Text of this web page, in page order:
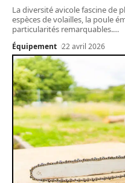
La diversité avicole fascine de
espèces de volailles, la poule
particularités remarquables.…
Équipement 22 avril 2026